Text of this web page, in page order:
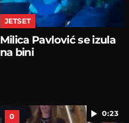
JETSET
Milica Pavlović se izula
na bini
0:23
0